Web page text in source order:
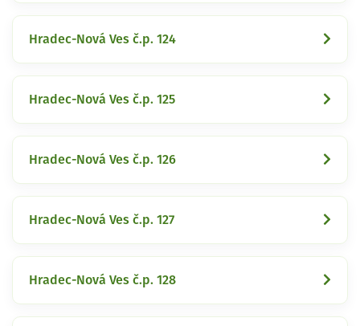
Hradec-Nová Ves č.p. 124
Hradec-Nová Ves č.p. 125
Hradec-Nová Ves č.p. 126
Hradec-Nová Ves č.p. 127
Hradec-Nová Ves č.p. 128